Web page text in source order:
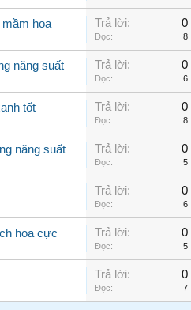
mầm hoa Trả lời: 0
Đọc: 8
năng suất Trả lời: 0
Đọc: 6
tốt Trả lời: 0
Đọc: 8
năng suất Trả lời: 0
Đọc: 5
Trả lời: 0
Đọc: 6
hoa cực Trả lời: 0
Đọc: 5
Trả lời: 0
Đọc: 7